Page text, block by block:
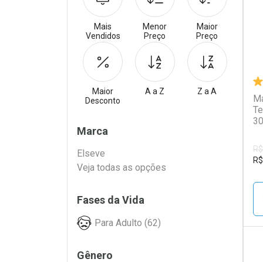
R$
Mais
Vendidos
Menor
Preço
Maior
Preço
Maior
Desconto
A a Z Z a A
Filtros
Marca
Elseve
Veja todas as opções
Fases da Vida
Para Adulto (62)
Gênero